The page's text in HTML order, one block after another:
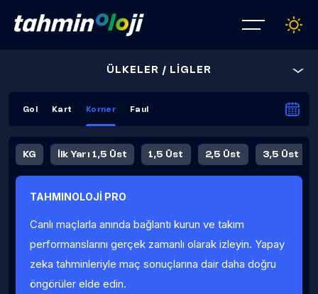
ÜLKELER / LİGLER
Gol Kart Korner Faul
KG İlk Yarı 1,5 Üst 1,5 Üst 2,5 Üst 3,5 Üst
Fauller Ortalama
TAHMINOLOJİ PRO
Canlı maçlarla anında bağlantı kurun ve takım
performanslarını gerçek zamanlı olarak izleyin. Yapay
zeka tahminleriyle maç sonuçlarına dair daha doğru
öngörüler elde edin.